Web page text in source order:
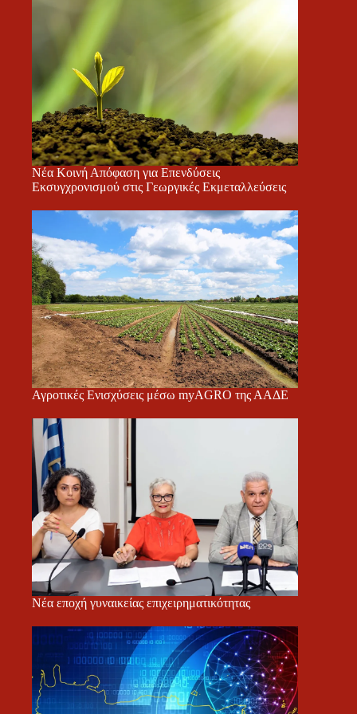
Νέα Κοινή Απόφαση για Επενδύσεις
Εκσυγχρονισμού στις Γεωργικές Εκμεταλλεύσεις
Αγροτικές Ενισχύσεις μέσω myAGRO της ΑΑΔΕ
Νέα εποχή γυναικείας επιχειρηματικότητας